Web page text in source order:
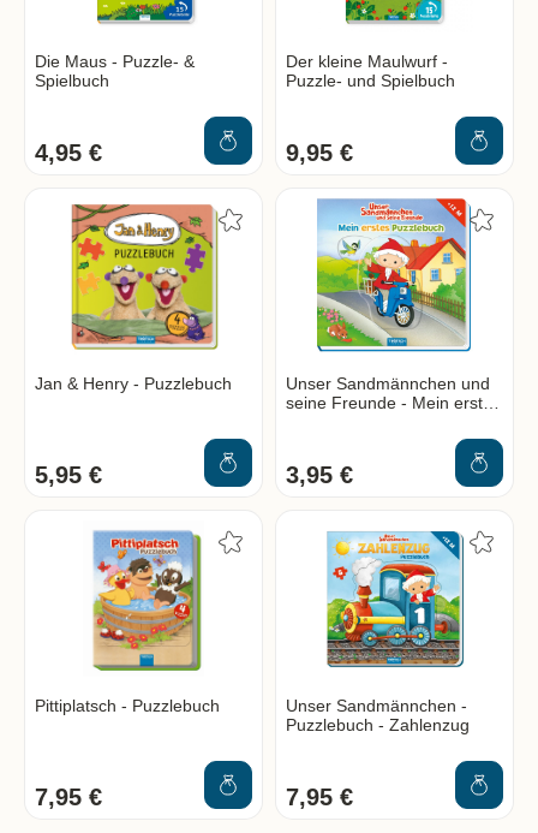
Die Maus - Puzzle- &
Spielbuch
4,95 €
Der kleine Maulwurf -
Puzzle- und Spielbuch
9,95 €
Jan & Henry - Puzzlebuch
5,95 €
Unser Sandmännchen und
seine Freunde - Mein erstes
3,95 €
Pittiplatsch - Puzzlebuch
7,95 €
Unser Sandmännchen -
Puzzlebuch - Zahlenzug
7,95 €